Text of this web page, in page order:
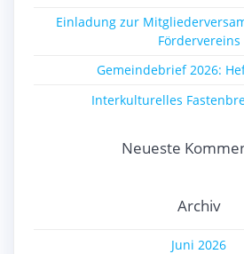
Einladung zur
Fördervereins
Gemeindebrief 2026:
Interkulturelles
Neueste
Archiv
Juni 2026